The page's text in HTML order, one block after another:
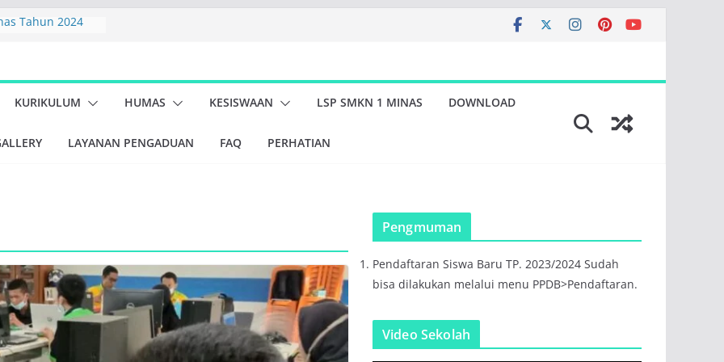
Tahun 2024
PBLHS (Peduli
KURIKULUM HUMAS KESISWAAN LSP SMKN 1 MINAS DOWNLOAD
LAYANAN PENGADUAN FAQ PERHATIAN
Pengmuman
Pendaftaran Siswa Baru TP. 2023/2024 Sudah
bisa dilakukan melalui menu PPDB>Pendaftaran.
Video Sekolah